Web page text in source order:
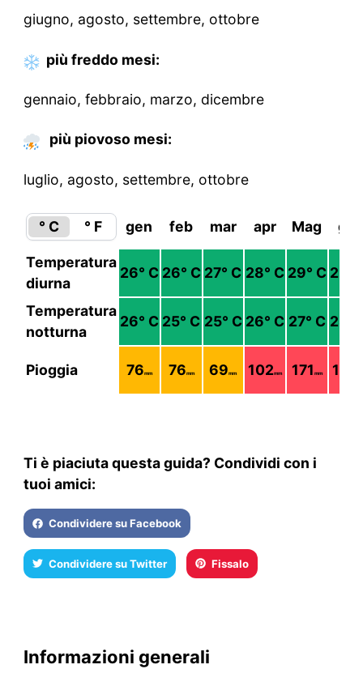
giugno, agosto, settembre, ottobre
più freddo mesi:
gennaio, febbraio, marzo, dicembre
più piovoso mesi:
luglio, agosto, settembre, ottobre
° C ° F gen feb mar apr Mag giu
Temperatura
diurna
26° C 26° C 27° C 28° C 29° C 29
Temperatura
notturna
26° C 25° C 25° C 26° C 27° C 28
Pioggia 76mm 76mm 69mm 102mm 171 mm 124
Ti è piaciuta questa guida? Condividi con i
tuoi amici:
Condividere su Facebook
Condividere su Twitter Fissalo
Informazioni generali